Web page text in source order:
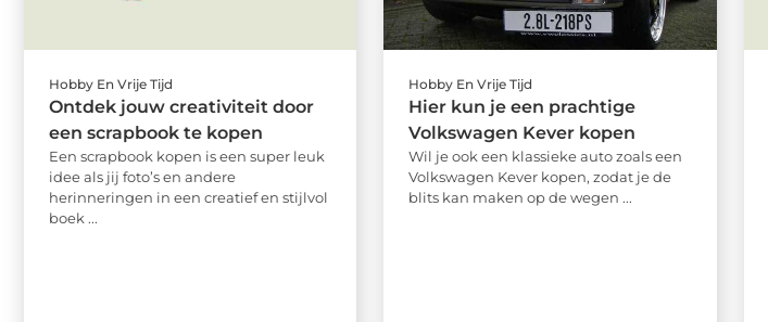
Hobby En Vrije Tijd
Ontdek jouw creativiteit door
een scrapbook te kopen
Een scrapbook kopen is een super leuk
idee als jij foto’s en andere
herinneringen in een creatief en stijlvol
boek ...
Hobby En Vrije Tijd
Hier kun je een prachtige
Volkswagen Kever kopen
Wil je ook een klassieke auto zoals een
Volkswagen Kever kopen, zodat je de
blits kan maken op de wegen ...